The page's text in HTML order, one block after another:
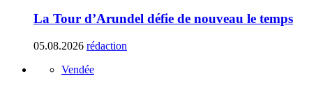
La Tour d’Arundel défie de nouveau le temps
05.08.2026 rédaction
Vendée